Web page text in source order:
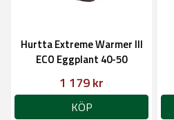
Hurtta Extreme Warmer III
ECO Eggplant 40-50
1 179 kr
KÖP